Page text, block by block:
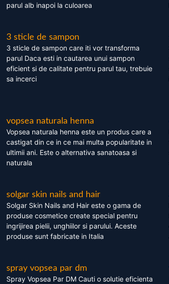
parul alb inapoi la culoarea
3 sticle de sampon
3 sticle de sampon care iti vor transforma
parul Daca esti in cautarea unui sampon
eficient si de calitate pentru parul tau, trebuie
sa incerci
vopsea naturala henna
Vopsea naturala henna este un produs care a
castigat din ce in ce mai multa popularitate in
ultimii ani. Este o alternativa sanatoasa si
naturala
solgar skin nails and hair
Solgar Skin Nails and Hair este o gama de
produse cosmetice create special pentru
ingrijirea pielii, unghiilor si parului. Aceste
produse sunt fabricate in Italia
spray vopsea par dm
Spray Vopsea Par DM Cauti o solutie eficienta